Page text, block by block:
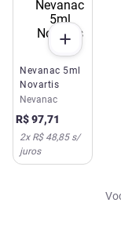
Nevanac 5ml
Novartis
Nevanac
R$97,71
2x R$ 48,85s/
juros